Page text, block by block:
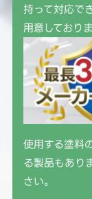
持って対応で
用意しておりま
使用する塗料
る製品もあり
さい。